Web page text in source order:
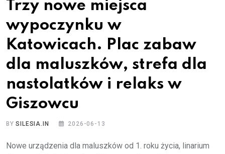
Trzy nowe miejsca
wypoczynku w
Katowicach. Plac zabaw
dla maluszków, strefa dla
nastolatków i relaks w
Giszowcu
BYSILESIA.IN 2026-06-13
Nowe urządzenia dla maluszków od 1. roku życia, linarium